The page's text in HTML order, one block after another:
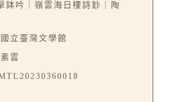
鉢吟｜嶺雲海日樓詩鈔｜陶
國立臺灣文學館
雲